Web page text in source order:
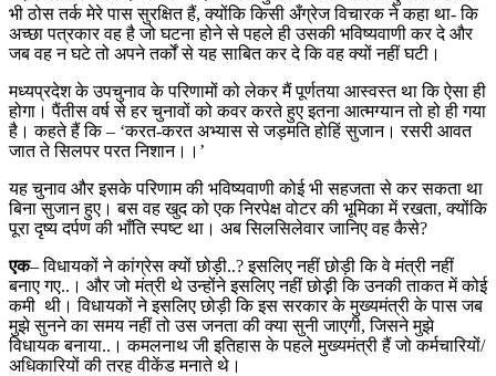
भी ठोस तर्क मेरे पास सुरक्षित हैं, क्योंकि किसी अँग्रेज विचारक ने कहा था- कि
अच्छा पत्रकार वह है जो घटना होने से पहले ही उसकी भविष्यवाणी कर दे और
जब वह न घटे तो अपने तर्कों से यह साबित कर दे कि वह क्यों नहीं घटी।
मध्यप्रदेश के उपचुनाव के परिणामों को लेकर मैं पूर्णतया आस्वस्त था कि ऐसा ही
होगा। पैंतीस वर्ष से हर चुनावों को कवर करते हुए इतना आत्मग्यान तो हो ही गया
है। कहते हैं कि – ‘करत-करत अभ्यास से जड़मति होहिं सुजान। रसरी आवत
जात ते सिलपर परत निशान।।’
यह चुनाव और इसके परिणाम की भविष्यवाणी कोई भी सहजता से कर सकता था
बिना सुजान हुए। बस वह खुद को एक निरपेक्ष वोटर की भूमिका में रखता, क्योंकि
पूरा दृष्य दर्पण की भाँति स्पष्ट था। अब सिलसिलेवार जानिए वह कैसे?
एक– विधायकों ने कांग्रेस क्यों छोड़ी..? इसलिए नहीं छोड़ी कि वे मंत्री नहीं
बनाए गए..। और जो मंत्री थे उन्होंने इसलिए नहीं छोड़़ी कि उनकी ताकत में कोई
कमी थी। विधायकों ने इसलिए छोड़ी कि इस सरकार के मुख्यमंत्री के पास जब
मुझे सुनने का समय नहीं तो उस जनता की क्या सुनी जाएगी, जिसने मुझे
विधायक बनाया..। कमलनाथ जी इतिहास के पहले मुख्यमंत्री हैं जो कर्मचारियों/
अधिकारियों की तरह वीकेंड मनाते थे।